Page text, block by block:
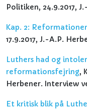
Politiken, 24.9.2017,
Kap. 2:
17.9.2017, J.-A.P.
Luthers had og
reformationsfejring,
Herbener. Interview
Et kritisk blik på